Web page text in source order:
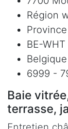
Région
BE-WHT
Belgique
6999 -
Baie
terrasse,